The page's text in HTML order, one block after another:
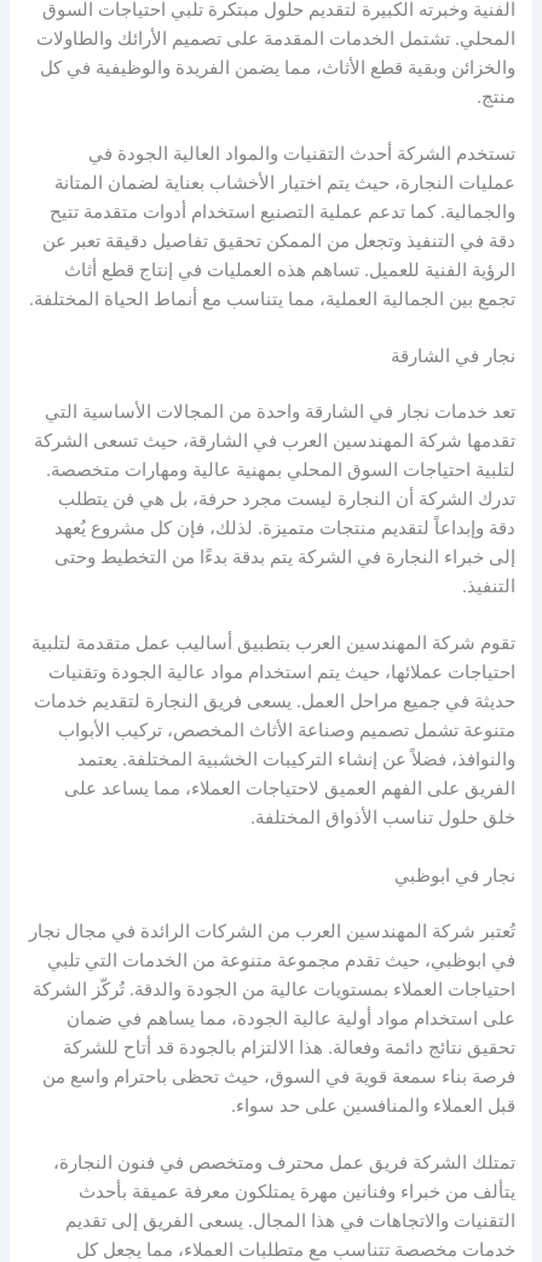
الفنية وخبرته الكبيرة لتقديم حلول مبتكرة تلبي احتياجات السوق
المحلي. تشتمل الخدمات المقدمة على تصميم الأرائك والطاولات
والخزائن وبقية قطع الأثاث، مما يضمن الفريدة والوظيفية في كل
منتج.
تستخدم الشركة أحدث التقنيات والمواد العالية الجودة في
عمليات النجارة، حيث يتم اختيار الأخشاب بعناية لضمان المتانة
والجمالية. كما تدعم عملية التصنيع استخدام أدوات متقدمة تتيح
دقة في التنفيذ وتجعل من الممكن تحقيق تفاصيل دقيقة تعبر عن
الرؤية الفنية للعميل. تساهم هذه العمليات في إنتاج قطع أثاث
تجمع بين الجمالية العملية، مما يتناسب مع أنماط الحياة المختلفة.
نجار في الشارقة
تعد خدمات نجار في الشارقة واحدة من المجالات الأساسية التي
تقدمها شركة المهندسين العرب في الشارقة، حيث تسعى الشركة
لتلبية احتياجات السوق المحلي بمهنية عالية ومهارات متخصصة.
تدرك الشركة أن النجارة ليست مجرد حرفة، بل هي فن يتطلب
دقة وإبداعاً لتقديم منتجات متميزة. لذلك، فإن كل مشروع يُعهد
إلى خبراء النجارة في الشركة يتم بدقة بدءًا من التخطيط وحتى
التنفيذ.
تقوم شركة المهندسين العرب بتطبيق أساليب عمل متقدمة لتلبية
احتياجات عملائها، حيث يتم استخدام مواد عالية الجودة وتقنيات
حديثة في جميع مراحل العمل. يسعى فريق النجارة لتقديم خدمات
متنوعة تشمل تصميم وصناعة الأثاث المخصص، تركيب الأبواب
والنوافذ، فضلاً عن إنشاء التركيبات الخشبية المختلفة. يعتمد
الفريق على الفهم العميق لاحتياجات العملاء، مما يساعد على
خلق حلول تناسب الأذواق المختلفة.
نجار في ابوظبي
تُعتبر شركة المهندسين العرب من الشركات الرائدة في مجال نجار
في ابوظبي، حيث تقدم مجموعة متنوعة من الخدمات التي تلبي
احتياجات العملاء بمستويات عالية من الجودة والدقة. تُركّز الشركة
على استخدام مواد أولية عالية الجودة، مما يساهم في ضمان
تحقيق نتائج دائمة وفعالة. هذا الالتزام بالجودة قد أتاح للشركة
فرصة بناء سمعة قوية في السوق، حيث تحظى باحترام واسع من
قبل العملاء والمنافسين على حد سواء.
تمتلك الشركة فريق عمل محترف ومتخصص في فنون النجارة،
يتألف من خبراء وفنانين مهرة يمتلكون معرفة عميقة بأحدث
التقنيات والاتجاهات في هذا المجال. يسعى الفريق إلى تقديم
خدمات مخصصة تتناسب مع متطلبات العملاء، مما يجعل كل